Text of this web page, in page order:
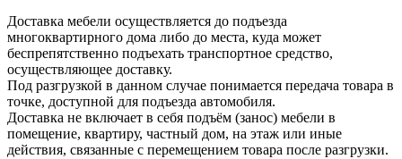
Доставка мебели осуществляется до подъезда
многоквартирного дома либо до места, куда может
беспрепятственно подъехать транспортное средство,
осуществляющее доставку.
Под разгрузкой в данном случае понимается передача товара в
точке, доступной для подъезда автомобиля.
Доставка не включает в себя подъём (занос) мебели в
помещение, квартиру, частный дом, на этаж или иные
действия, связанные с перемещением товара после разгрузки.